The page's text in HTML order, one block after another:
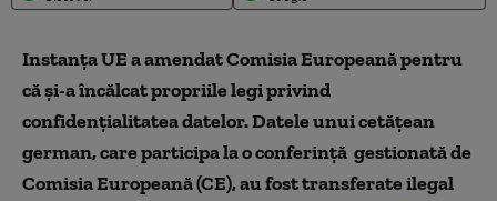
Instanța UE a amendat Comisia Europeană pentru
că și-a încălcat propriile legi privind
confidențialitatea datelor. Datele unui cetățean
german, care participa la o conferință gestionată de
Comisia Europeană (CE), au fost transferate ilegal